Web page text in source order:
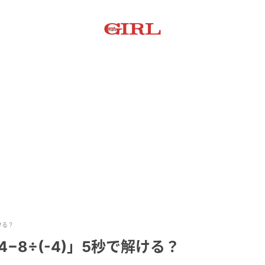
？
4)」5秒で解ける？